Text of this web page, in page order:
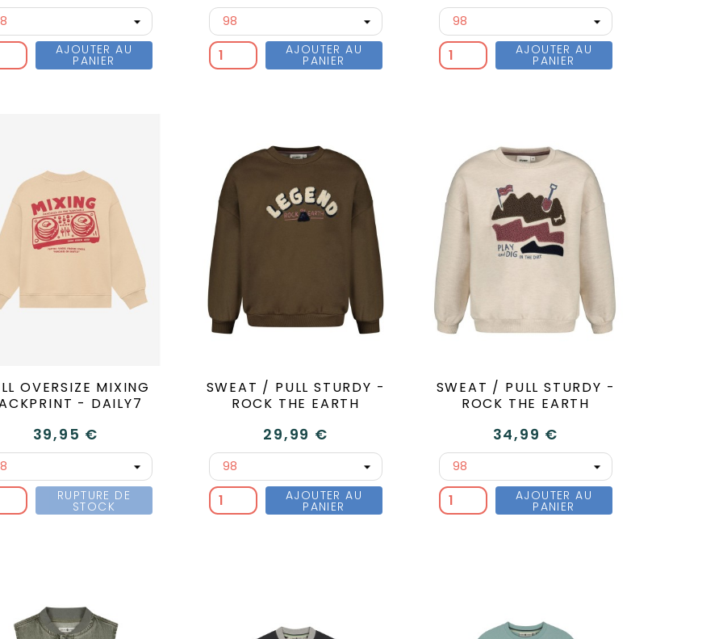
AJOUTER AU
PANIER
AJOUTER AU
PANIER
AJOUTER AU
PANIER
OVERSIZE MIXING
- DAILY7
39,95 €
RUPTURE DE
STOCK
SWEAT / PULL STURDY -
ROCK THE EARTH
29,99 €
AJOUTER AU
PANIER
SWEAT / PULL STURDY -
ROCK THE EARTH
34,99 €
AJOUTER AU
PANIER